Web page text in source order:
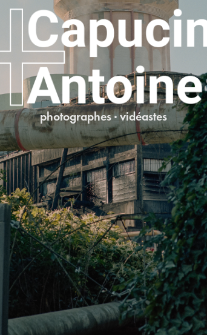
photographes · vidéastes